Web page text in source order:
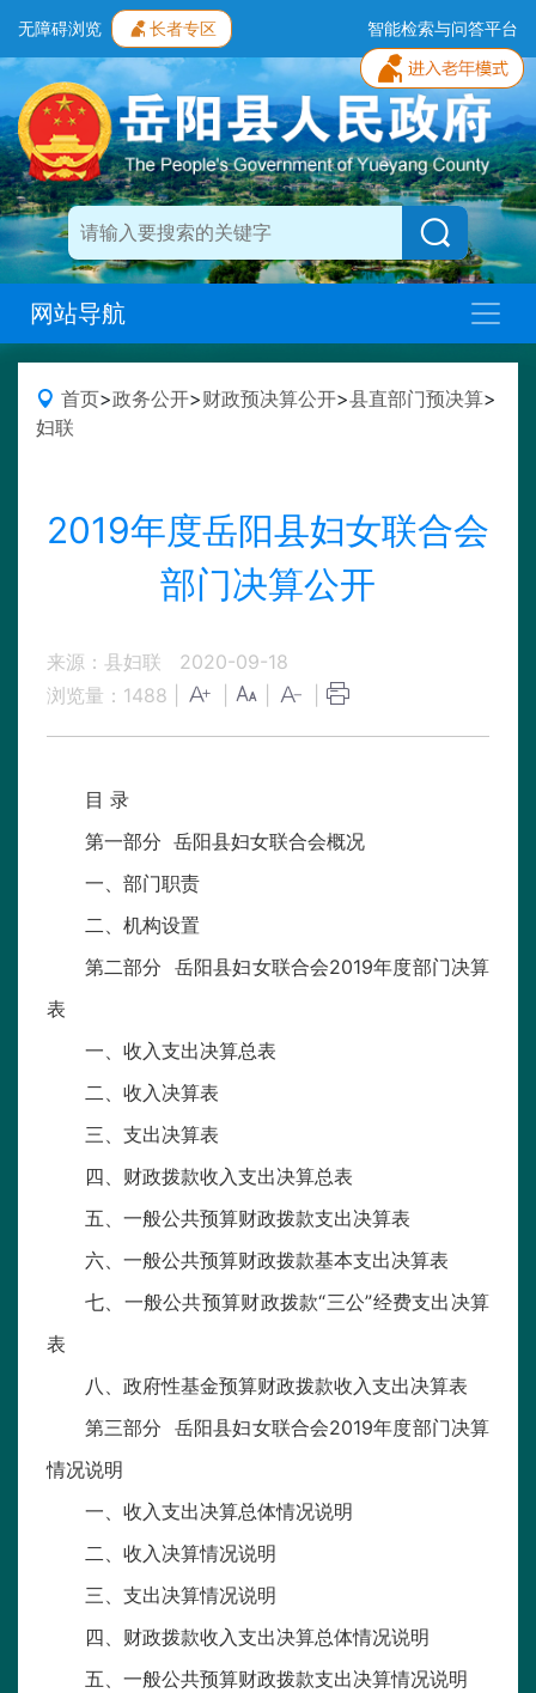
无障碍浏览 长者专区 智能检索与问答平台
网站导航
首页>政务公开>财政预决算公开>县直部门预决算>
妇联
2019年度岳阳县妇女联合会
部门决算公开
来源：县妇联
2020-09-18
浏览量： 1488
目 录
第一部分 岳阳县妇女联合会概况
一、部门职责
二、机构设置
第二部分 岳阳县妇女联合会2019年度部门决算
表
一、收入支出决算总表
二、收入决算表
三、支出决算表
四、财政拨款收入支出决算总表
五、一般公共预算财政拨款支出决算表
六、一般公共预算财政拨款基本支出决算表
七、一般公共预算财政拨款“三公”经费支出决算
表
八、政府性基金预算财政拨款收入支出决算表
第三部分 岳阳县妇女联合会2019年度部门决算
情况说明
一、收入支出决算总体情况说明
二、收入决算情况说明
三、支出决算情况说明
四、财政拨款收入支出决算总体情况说明
五、一般公共预算财政拨款支出决算情况说明